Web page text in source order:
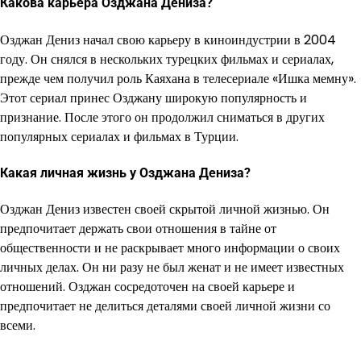
Какова карьера Озджана Дениза?
Озджан Дениз начал свою карьеру в киноиндустрии в 2004
году. Он снялся в нескольких турецких фильмах и сериалах,
прежде чем получил роль Каяхана в телесериале «Ишка мемну».
Этот сериал принес Озджану широкую популярность и
признание. После этого он продолжил сниматься в других
популярных сериалах и фильмах в Турции.
Какая личная жизнь у Озджана Дениза?
Озджан Дениз известен своей скрытой личной жизнью. Он
предпочитает держать свои отношения в тайне от
общественности и не раскрывает много информации о своих
личных делах. Он ни разу не был женат и не имеет известных
отношений. Озджан сосредоточен на своей карьере и
предпочитает не делиться деталями своей личной жизни со
всеми.